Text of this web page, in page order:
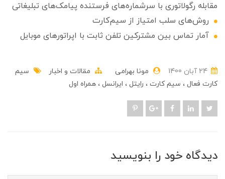
مقابله رگولاتوری با سرشماره‌های فرستنده پیامک‌های تبلیغاتی
روش‌های سلب امتیاز از سیم‌کارت
آمار تماس بین مشترکین تلفن ثابت با اپراتورهای موبایل
مونا بهرامی مقالات و اخبار
سیم
کارت فعال
سیم کارت رایتل ایرانسل همراه اول
دیدگاه خود را بنویسید